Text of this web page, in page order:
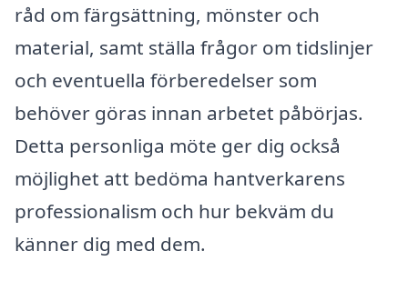
råd om färgsättning, mönster och
material, samt ställa frågor om tidslinjer
och eventuella förberedelser som
behöver göras innan arbetet påbörjas.
Detta personliga möte ger dig också
möjlighet att bedöma hantverkarens
professionalism och hur bekväm du
känner dig med dem.